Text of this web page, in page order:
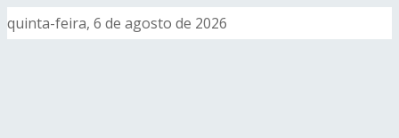
quinta-feira, 6 de agosto de 2026